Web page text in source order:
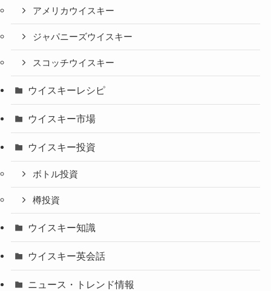
アメリカウイスキー
ジャパニーズウイスキー
スコッチウイスキー
ウイスキーレシピ
ウイスキー市場
ウイスキー投資
ボトル投資
樽投資
ウイスキー知識
ウイスキー英会話
ニュース・トレンド情報